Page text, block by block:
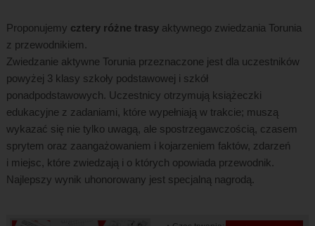
Proponujemy cztery różne trasy aktywnego zwiedzania Torunia
z przewodnikiem.
Zwiedzanie aktywne Torunia przeznaczone jest dla uczestników
powyżej 3 klasy szkoły podstawowej i szkół
ponadpodstawowych. Uczestnicy otrzymują książeczki
edukacyjne z zadaniami, które wypełniają w trakcie; muszą
wykazać się nie tylko uwagą, ale spostrzegawczością, czasem
sprytem oraz zaangażowaniem i kojarzeniem faktów, zdarzeń
i miejsc, które zwiedzają i o których opowiada przewodnik.
Najlepszy wynik uhonorowany jest specjalną nagrodą.